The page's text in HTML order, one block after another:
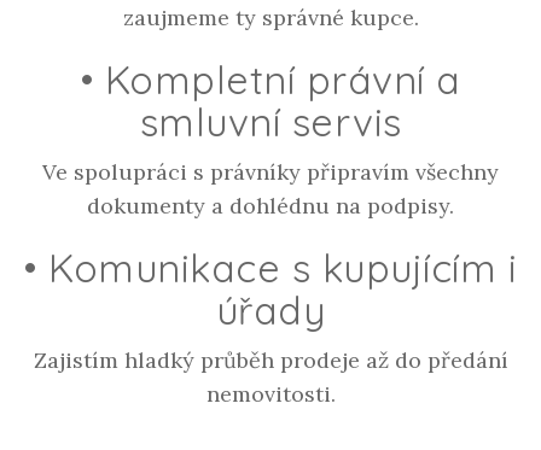
zaujmeme ty správné kupce.
• Kompletní právní a
smluvní servis
Ve spolupráci s právníky připravím všechny
dokumenty a dohlédnu na podpisy.
• Komunikace s kupujícím i
úřady
Zajistím hladký průběh prodeje až do předání
nemovitosti.